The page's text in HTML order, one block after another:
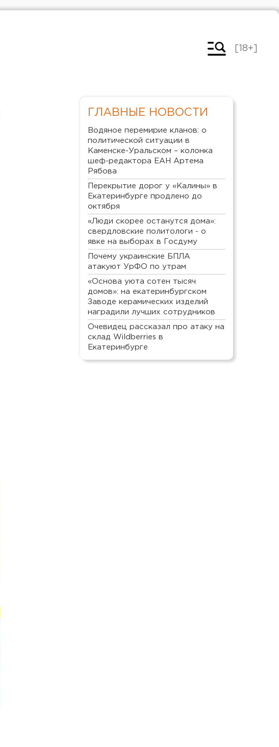
[18+]
ГЛАВНЫЕ НОВОСТИ
Водяное перемирие кланов: о
политической ситуации в
Каменске-Уральском – колонка
шеф-редактора ЕАН Артема
Рябова
Перекрытие дорог у «Калины» в
Екатеринбурге продлено до
октября
«Люди скорее останутся дома»:
свердловские политологи - о
явке на выборах в Госдуму
Почему украинские БПЛА
атакуют УрФО по утрам
«Основа уюта сотен тысяч
домов»: на екатеринбургском
Заводе керамических изделий
наградили лучших сотрудников
Очевидец рассказал про атаку на
склад Wildberries в
Екатеринбурге